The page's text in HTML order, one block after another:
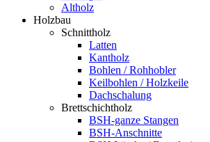
Altholz
Holzbau
Schnittholz
Latten
Kantholz
Bohlen / Rohhobler
Keilbohlen / Holzkeile
Dachschalung
Brettschichtholz
BSH-ganze Stangen
BSH-Anschnitte